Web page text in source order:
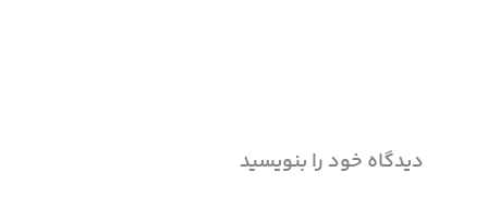
دیدگاه‌ خود را بنویسید